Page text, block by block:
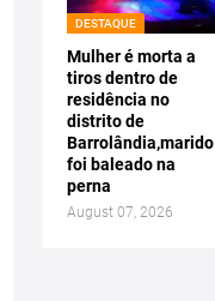
DESTAQUE
Mulher é morta a
tiros dentro de
residência no
distrito de
Barrolândia,marido
foi baleado na
perna
August 07, 2026